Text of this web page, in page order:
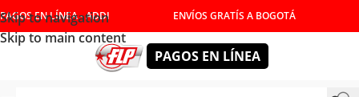
Skip to navigation
Skip to main content
PAGOS EN LÍNEA - ADDI ENVÍOS GRATÍS A BOGOTÁ
PAGOS EN LÍNEA